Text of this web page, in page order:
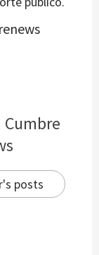
Cumbre
posts